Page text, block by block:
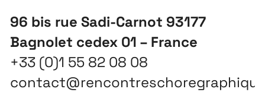
96 bis rue Sadi-Carnot 93177
Bagnolet cedex 01 – France
+33 (0)1 55 82 08 08